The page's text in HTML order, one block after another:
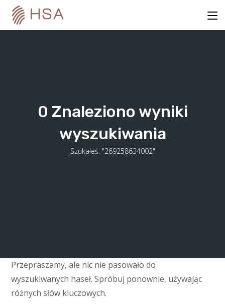
content
0 Znaleziono wyniki
wyszukiwania
Szukałeś: "269258634002"
Przepraszamy, ale nic nie pasowało do
wyszukiwanych haseł. Spróbuj ponownie, używając
różnych słów kluczowych.